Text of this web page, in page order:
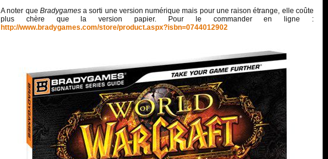
A noter que Bradygamesa sorti une version numérique mais pour une raison étrange, elle coûte
plus chère que la version papier. Pour le commander en ligne :
http://www.bradygames.com/store/product.aspx?isbn=0744012902